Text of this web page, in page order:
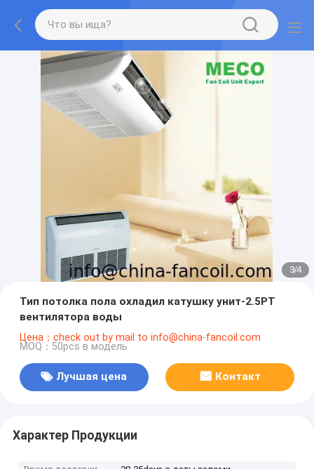
3/4
Тип потолка пола охладил катушку унит-2.5РТ
вентилятора воды
Цена：check out by mail to info@china-fancoil.com
MOQ：50pcs в модель
Лучшая цена Контакт
Характер Продукции